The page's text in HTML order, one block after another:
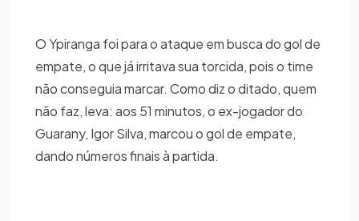
O Ypiranga foi para o ataque em busca do gol de
empate, o que já irritava sua torcida, pois o time
não conseguia marcar. Como diz o ditado, quem
não faz, leva: aos 51 minutos, o ex-jogador do
Guarany, Igor Silva, marcou o gol de empate,
dando números finais à partida.